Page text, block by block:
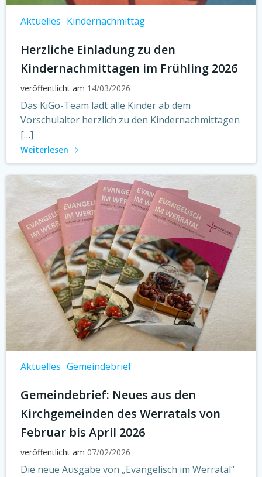
Aktuelles Kindernachmittag
Herzliche Einladung zu den
Kindernachmittagen im Frühling 2026
veröffentlicht am 14/03/2026
Das KiGo-Team lädt alle Kinder ab dem
Vorschulalter herzlich zu den Kindernachmittagen
[…]
Weiterlesen
Aktuelles Gemeindebrief
Gemeindebrief: Neues aus den
Kirchgemeinden des Werratals von
Februar bis April 2026
veröffentlicht am 07/02/2026
Die neue Ausgabe von „Evangelisch im Werratal“